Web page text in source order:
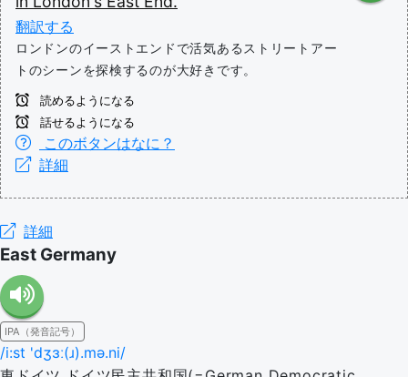
翻訳する
ロンドンのイーストエンドで活気あるストリートアー
トのシーンを探検するのが大好きです。
読めるようになる
話せるようになる
このボタンはなに？
詳細
詳細
East Germany
IPA（発音記号）
/i:st 'dʒɜː(ɹ).mə.ni/